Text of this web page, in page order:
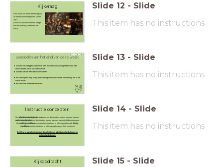
Kijkvraag
Hoe zie je aan deze afbeelding dat
de arbeidsomstandigheden slecht
zijn?
(How can you tell from this image
that the working conditions are
bad?)
Slide 12 - Slide
This item has no instructions
Leerdoelen: aan het eind van deze week
kunnen we uitleggen waarom de leef- en arbeidsomstandigheden in de 19e
eeuw leidden tot de sociale kwestie.
kunnen we hier een debat over voeren.
we can explain why living and working conditions in the 19th century led to the
social issue.
we can have a debate about this.
Slide 13 - Slide
This item has no instructions
Instructie concepten
Met arbeidsomstandigheden bedoelen we de situaties waarin mensen werken.
Leefomstandighedenzijn de situaties waarin mensen hun vrije tijd doorbrengen.
(By working conditions we mean the situations in which people work. Living
conditionsare the situations in which people spend their free time.)
Schrijf op je aantekeningenblad de definitie van arbeidsomstandigheden en
leefomstandigheden.
Slide 14 - Slide
This item has no instructions
Kijkopdracht Slide 15 - Slide